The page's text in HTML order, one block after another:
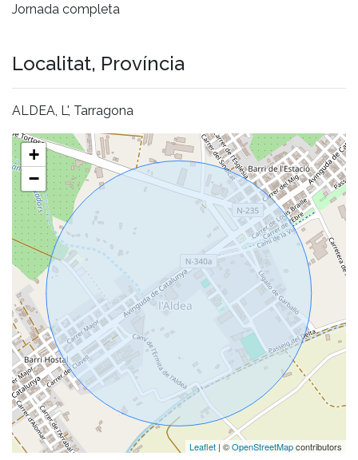
Jornada completa
Localitat, Província
ALDEA, L', Tarragona
+
−
Leaflet | ©OpenStreetMapcontributors